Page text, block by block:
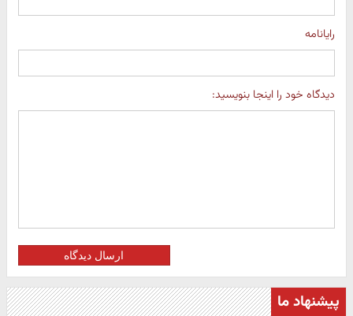
رایانامه
دیدگاه خود را اینجا بنویسید:
ارسال دیدگاه
پیشنهاد ما